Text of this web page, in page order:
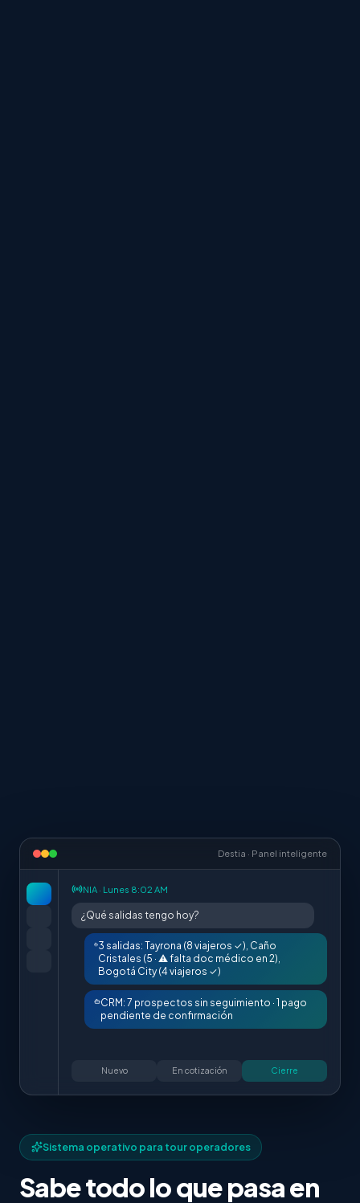
Sistema operativo para tour operadores
Sabe todo lo que pasa en
Destia · Panel inteligente
NIA · Lunes 8:02 AM
¿Qué salidas tengo hoy?
3 salidas: Tayrona (8 viajeros ✓), Caño
Cristales (5 · ⚠ falta doc médico en 2),
Bogotá City (4 viajeros ✓)
CRM: 7 prospectos sin seguimiento · 1 pago
pendiente de confirmación
Nuevo En cotización Cierre